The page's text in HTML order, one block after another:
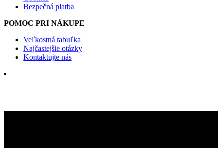
Bezpečná platba
POMOC PRI NÁKUPE
Veľkostná tabuľka
Najčastejšie otázky
Kontaktujte nás